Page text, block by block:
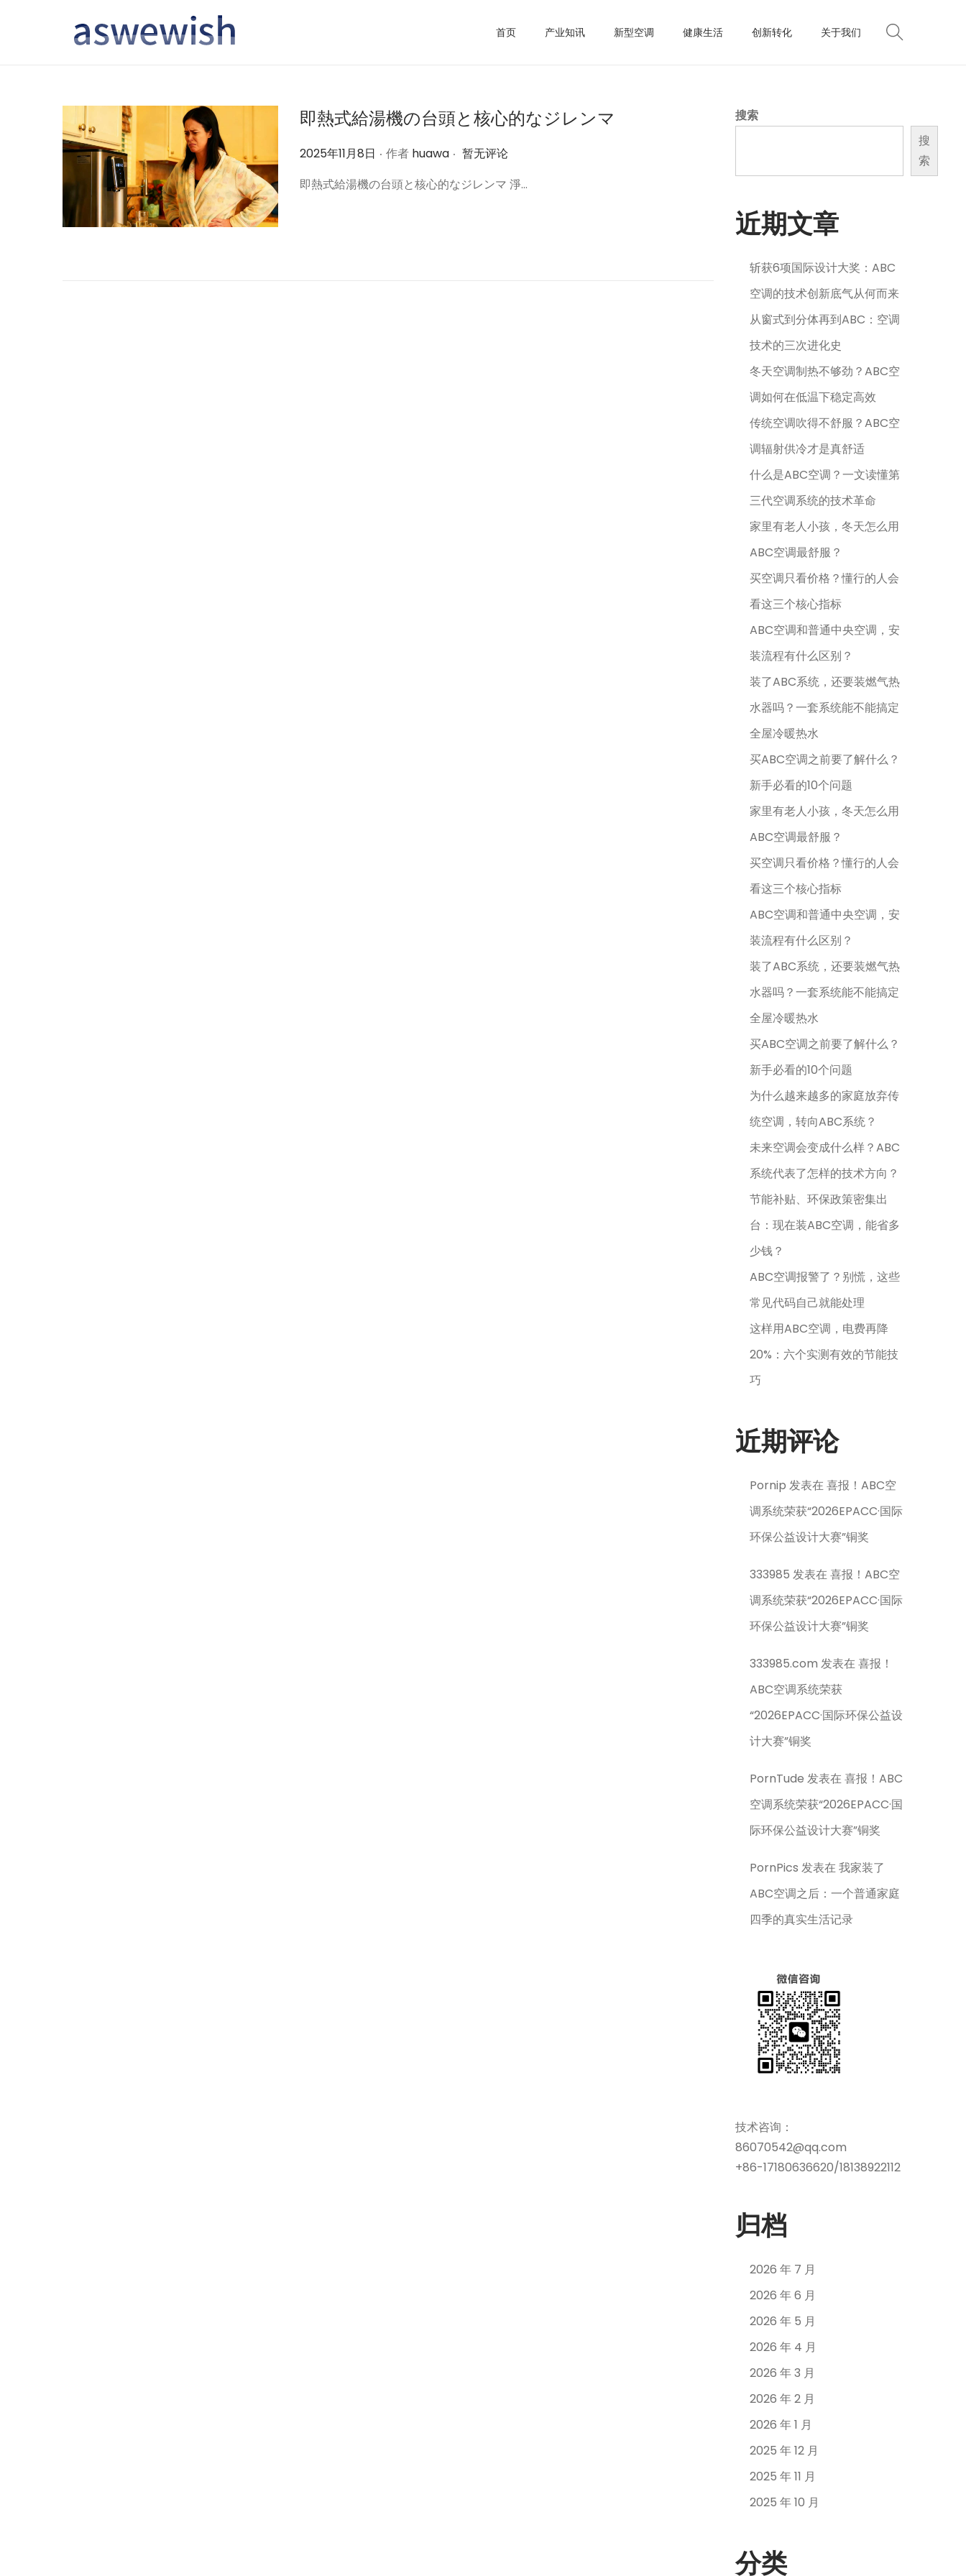
首页 产业知讯 新型空调 健康生活 创新转化 关于我们
即熱式給湯機の台頭と核心的なジレンマ
作
2025年11月8日 . 作者 huawa . 暂无评论
即熱式給湯機の台頭と核心的なジレンマ 淨…
搜索
搜
索
近期文章
斩获6项国际设计大奖：ABC
空调的技术创新底气从何而来
从窗式到分体再到ABC：空调
技术的三次进化史
冬天空调制热不够劲？ABC空
调如何在低温下稳定高效
传统空调吹得不舒服？ABC空
调辐射供冷才是真舒适
什么是ABC空调？一文读懂第
三代空调系统的技术革命
家里有老人小孩，冬天怎么用
ABC空调最舒服？
买空调只看价格？懂行的人会
看这三个核心指标
ABC空调和普通中央空调，安
装流程有什么区别？
装了ABC系统，还要装燃气热
水器吗？一套系统能不能搞定
全屋冷暖热水
买ABC空调之前要了解什么？
新手必看的10个问题
家里有老人小孩，冬天怎么用
ABC空调最舒服？
买空调只看价格？懂行的人会
看这三个核心指标
ABC空调和普通中央空调，安
装流程有什么区别？
装了ABC系统，还要装燃气热
水器吗？一套系统能不能搞定
全屋冷暖热水
买ABC空调之前要了解什么？
新手必看的10个问题
为什么越来越多的家庭放弃传
统空调，转向ABC系统？
未来空调会变成什么样？ABC
系统代表了怎样的技术方向？
节能补贴、环保政策密集出
台：现在装ABC空调，能省多
少钱？
ABC空调报警了？别慌，这些
常见代码自己就能处理
这样用ABC空调，电费再降
20%：六个实测有效的节能技
巧
近期评论
Pornip 发表在喜报！ABC空
调系统荣获“2026EPACC·国际
环保公益设计大赛”铜奖
333985 发表在喜报！ABC空
调系统荣获“2026EPACC·国际
环保公益设计大赛”铜奖
333985.com 发表在喜报！
ABC空调系统荣获
“2026EPACC·国际环保公益设
计大赛”铜奖
PornTude 发表在喜报！ABC
空调系统荣获“2026EPACC·国
际环保公益设计大赛”铜奖
PornPics 发表在我家装了
ABC空调之后：一个普通家庭
四季的真实生活记录
技术咨询：
86070542@qq.com
+86-17180636620/18138922112
归档
2026 年 7 月
2026 年 6 月
2026 年 5 月
2026 年 4 月
2026 年 3 月
2026 年 2 月
2026 年 1 月
2025 年 12 月
2025 年 11 月
2025 年 10 月
分类